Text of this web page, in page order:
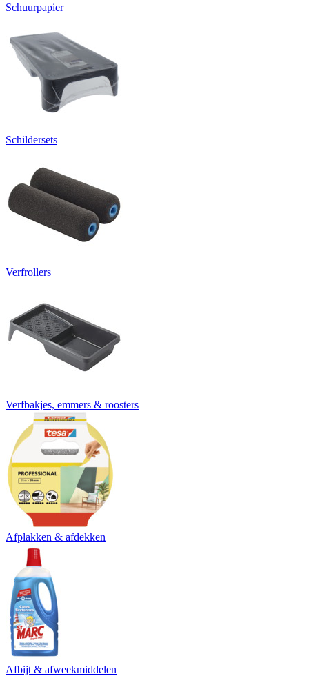
Schuurpapier
Schildersets
Verfrollers
Verfbakjes, emmers & roosters
Afplakken & afdekken
Afbijt & afweekmiddelen